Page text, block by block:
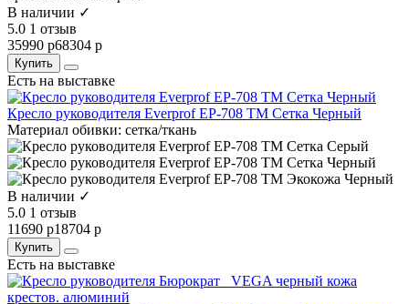
В наличии ✓
5.0 1 отзыв
35990 р68304 р
Купить
Есть на выставке
Кресло руководителя Everprof EP-708 TM Сетка Черный
Материал обивки: сетка/ткань
В наличии ✓
5.0 1 отзыв
11690 р18704 р
Купить
Есть на выставке